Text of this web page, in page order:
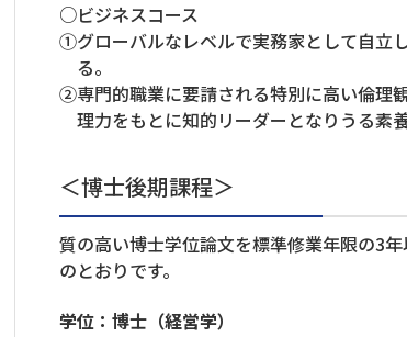
○ビジネスコース
①グローバルなレベルで実務家として自立
る。
②専門的職業に要請される特別に高い倫理
理力をもとに知的リーダーとなりうる素
＜博士後期課程＞
質の高い博士学位論文を標準修業年限の3
のとおりです。
学位：博士（経営学）